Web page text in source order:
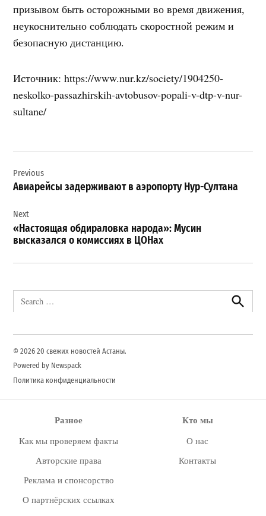
призывом быть осторожными во время движения,
неукоснительно соблюдать скоростной режим и
безопасную дистанцию.
Источник: https://www.nur.kz/society/1904250-
neskolko-passazhirskih-avtobusov-popali-v-dtp-v-nur-
sultane/
по
записям
Previous
Авиарейсы задерживают в аэропорту Нур-Султана
Next
«Настоящая обдираловка народа»: Мусин
высказался о комиссиях в ЦОНах
Search
for:
Search
© 2026 20 свежих новостей Астаны.
Powered by Newspack
Политика конфиденциальности
Разное
Как мы проверяем факты
Авторские права
Реклама и спонсорство
О партнёрских ссылках
Кто мы
О нас
Контакты